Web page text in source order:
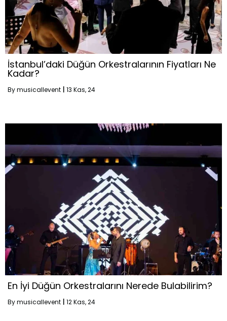
İstanbul’daki Düğün Orkestralarının Fiyatları Ne
Kadar?
Bymusicallevent 13 Kas, 24
En İyi Düğün Orkestralarını Nerede Bulabilirim?
Bymusicallevent 12Kas, 24